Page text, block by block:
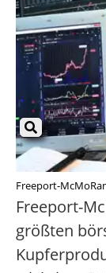
Freeport-
Freeport-
größten